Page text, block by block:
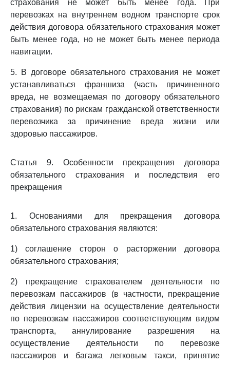
страхования не может быть менее года. При
перевозках на внутреннем водном транспорте срок
действия договора обязательного страхования может
быть менее года, но не может быть менее периода
навигации.
5. В договоре обязательного страхования не может
устанавливаться франшиза (часть причиненного
вреда, не возмещаемая по договору обязательного
страхования) по рискам гражданской ответственности
перевозчика за причинение вреда жизни или
здоровью пассажиров.
Статья 9. Особенности прекращения договора
обязательного страхования и последствия его
прекращения
1. Основаниями для прекращения договора
обязательного страхования являются:
1) соглашение сторон о расторжении договора
обязательного страхования;
2) прекращение страхователем деятельности по
перевозкам пассажиров (в частности, прекращение
действия лицензии на осуществление деятельности
по перевозкам пассажиров соответствующим видом
транспорта, аннулирование разрешения на
осуществление деятельности по перевозке
пассажиров и багажа легковым такси, принятие